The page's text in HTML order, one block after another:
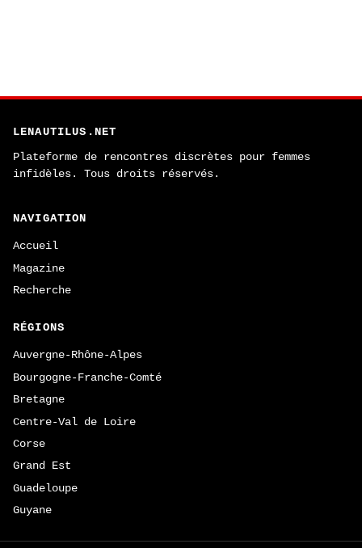
LENAUTILUS.NET
Plateforme de rencontres discrètes pour femmes
infidèles. Tous droits réservés.
NAVIGATION
Accueil
Magazine
Recherche
RÉGIONS
Auvergne-Rhône-Alpes
Bourgogne-Franche-Comté
Bretagne
Centre-Val de Loire
Corse
Grand Est
Guadeloupe
Guyane